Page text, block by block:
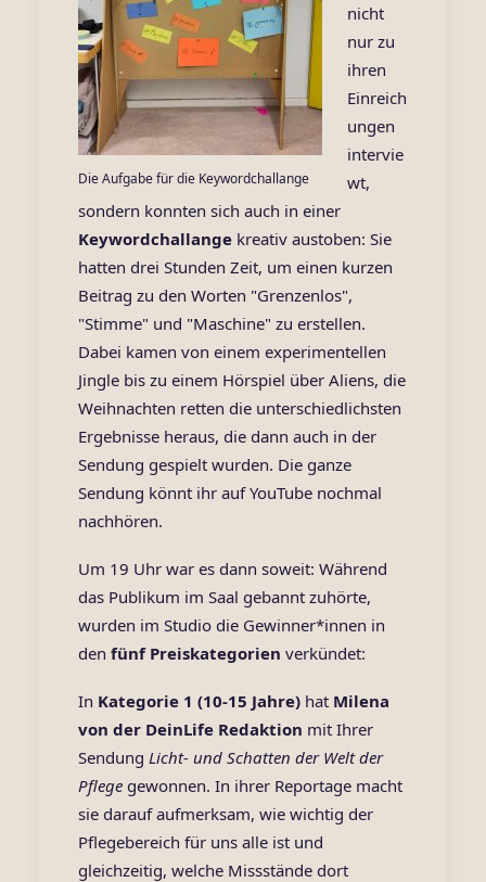
Die Aufgabe für die Keywordchallange
nicht
nur zu
ihren
Einreich
ungen
intervie
wt,
sondern konnten sich auch in einer
Keywordchallange kreativ austoben: Sie
hatten drei Stunden Zeit, um einen kurzen
Beitrag zu den Worten "Grenzenlos",
"Stimme" und "Maschine" zu erstellen.
Dabei kamen von einem experimentellen
Jingle bis zu einem Hörspiel über Aliens, die
Weihnachten retten die unterschiedlichsten
Ergebnisse heraus, die dann auch in der
Sendung gespielt wurden. Die ganze
Sendung könnt ihr auf YouTube nochmal
nachhören.
Um 19 Uhr war es dann soweit: Während
das Publikum im Saal gebannt zuhörte,
wurden im Studio die Gewinner*innen in
den fünf Preiskategorien verkündet:
In Kategorie 1 (10-15 Jahre) hat Milena
von der DeinLife Redaktion mit Ihrer
Sendung Licht- und Schatten der Welt der
Pflege gewonnen. In ihrer Reportage macht
sie darauf aufmerksam, wie wichtig der
Pflegebereich für uns alle ist und
gleichzeitig, welche Missstände dort